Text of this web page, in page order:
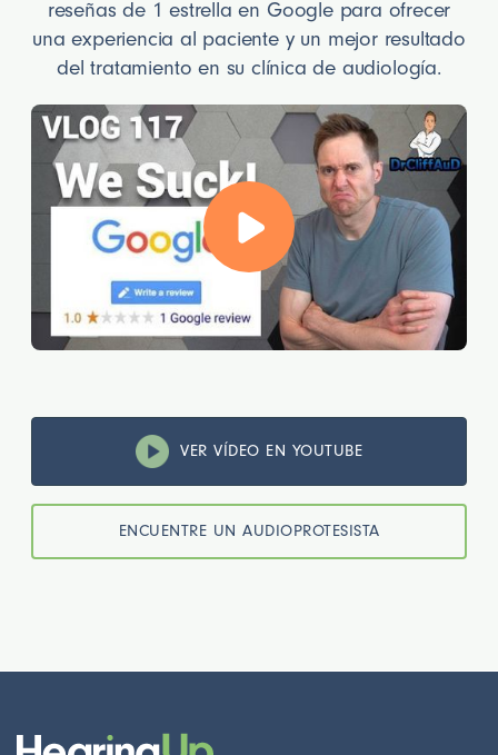
reseñas de 1 estrella en Google para ofrecer
una experiencia al paciente y un mejor resultado
del tratamiento en su clínica de audiología.
VER VÍDEO EN YOUTUBE
ENCUENTRE UN AUDIOPROTESISTA